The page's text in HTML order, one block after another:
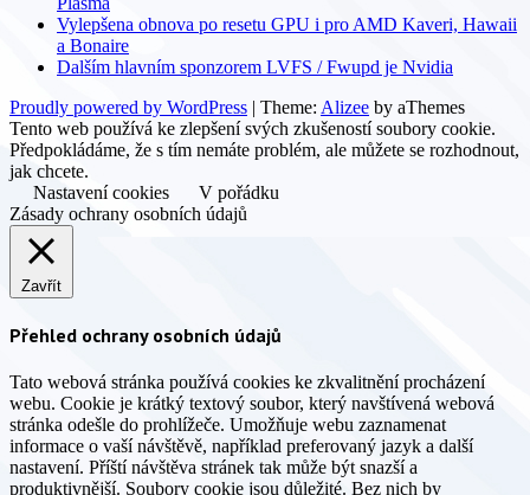
Vylepšena obnova po resetu GPU i pro AMD Kaveri, Hawaii
a Bonaire
Dalším hlavním sponzorem LVFS / Fwupd je Nvidia
Proudly powered by WordPress | Theme: Alizee by aThemes
Tento web používá ke zlepšení svých zkušeností soubory cookie.
Předpokládáme, že s tím nemáte problém, ale můžete se rozhodnout,
jak chcete.
Nastavení cookies
V pořádku
Zásady ochrany osobních údajů
Zavřít
Přehled ochrany osobních údajů
Tato webová stránka používá cookies ke zkvalitnění procházení
webu. Cookie je krátký textový soubor, který navštívená webová
stránka odešle do prohlížeče. Umožňuje webu zaznamenat
informace o vaší návštěvě, například preferovaný jazyk a další
nastavení. Příští návštěva stránek tak může být snazší a
produktivnější. Soubory cookie jsou důležité. Bez nich by